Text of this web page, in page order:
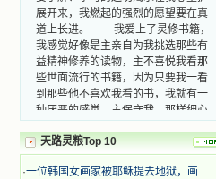
展开来，我燃起的强烈的愿望要在真
道上长进。 我爱上了灵修书籍，
我感觉好像是主亲自为我挑选那些有
益精神修养的读物，主不喜悦我看那
些世面流行的书籍，因为只要我一看
到那些他不喜欢我看的书，我就有一
种厌恶的感觉。主保守我，那样细心
地防护着我，从那以后我从未读过一
本不良的书籍。 善良的书使人向
善，这些圣人的作品，渐渐地印在了
我的脑子里。读这些圣书时，我思潮
天路灵粮Top 10
·一位韩国女画家被耶稣提去地狱，画